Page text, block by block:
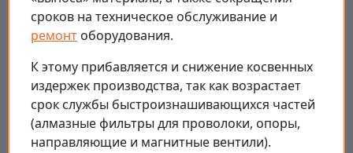
сроков на техническое обслуживание и
ремонт оборудования.
К этому прибавляется и снижение косвенных
издержек производства, так как возрастает
срок службы быстроизнашивающихся частей
(алмазные фильтры для проволоки, опоры,
направляющие и магнитные вентили).